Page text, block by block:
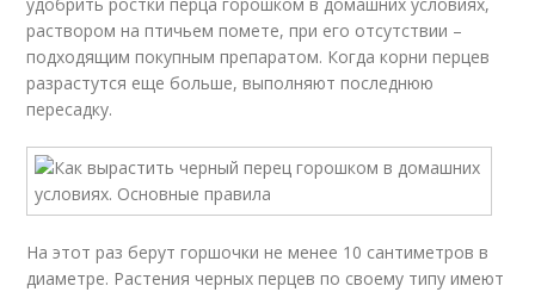
раствором на птичьем помете, при его отсутствии –
подходящим покупным препаратом. Когда корни перцев
разрастутся еще больше, выполняют последнюю
пересадку.
На этот раз берут горшочки не менее 10 сантиметров в
диаметре. Растения черных перцев по своему типу имеют